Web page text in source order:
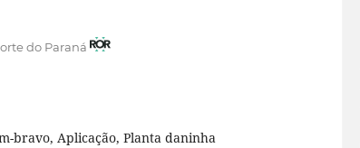
do Paraná
bravo, Aplicação, Planta daninha